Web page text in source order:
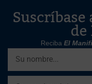
Reciba El